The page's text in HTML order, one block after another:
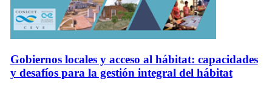
Gobiernos locales y acceso al hábitat: capacidades
y desafíos para la gestión integral del hábitat